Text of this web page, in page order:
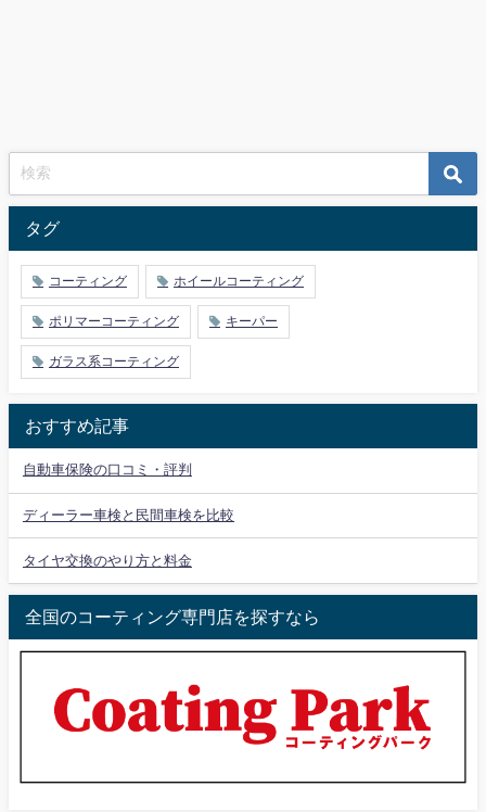
タグ
コーティング ホイールコーティング
ポリマーコーティング キーパー
ガラス系コーティング
おすすめ記事
自動車保険の口コミ・評判
ディーラー車検と民間車検を比較
タイヤ交換のやり方と料金
全国のコーティング専門店を探すなら